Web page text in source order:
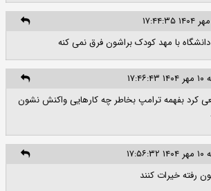
با مهد کودک براشون فرق نمی کنه
کرد بفهمه ترامپ بخاطر چه کارهایی واکنش نشون
رفته خیرات کنند